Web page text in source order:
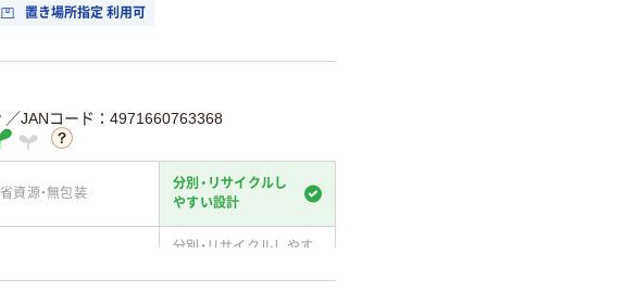
置き場所指定 利用可
／JANコード：4971660763368
省資源・無包装
分別・リサイクルし
やすい設計
分別・リサイクルしやす